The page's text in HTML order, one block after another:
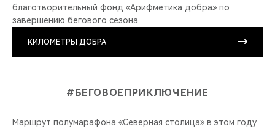
благотворительный фонд «Арифметика добра» по
завершению бегового сезона.
КИЛОМЕТРЫ ДОБРА
#БЕГОВОЕПРИКЛЮЧЕНИЕ
Маршрут полумарафона «Северная столица» в этом году